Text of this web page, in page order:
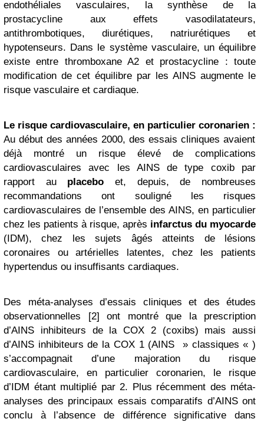
endothéliales vasculaires, la synthèse de la
prostacycline aux effets vasodilatateurs,
antithrombotiques, diurétiques, natriurétiques et
hypotenseurs. Dans le système vasculaire, un équilibre
existe entre thromboxane A2 et prostacycline : toute
modification de cet équilibre par les AINS augmente le
risque vasculaire et cardiaque.
Le risque cardiovasculaire, en particulier coronarien :
Au début des années 2000, des essais cliniques avaient
déjà montré un risque élevé de complications
cardiovasculaires avec les AINS de type coxib par
rapport au placebo et, depuis, de nombreuses
recommandations ont souligné les risques
cardiovasculaires de l’ensemble des AINS, en particulier
chez les patients à risque, après infarctus du myocarde
(IDM), chez les sujets âgés atteints de lésions
coronaires ou artérielles latentes, chez les patients
hypertendus ou insuffisants cardiaques.
Des méta-analyses d’essais cliniques et des études
observationnelles [2] ont montré que la prescription
d’AINS inhibiteurs de la COX 2 (coxibs) mais aussi
d’AINS inhibiteurs de la COX 1 (AINS » classiques « )
s’accompagnait d’une majoration du risque
cardiovasculaire, en particulier coronarien, le risque
d’IDM étant multiplié par 2. Plus récemment des méta-
analyses des principaux essais comparatifs d’AINS ont
conclu à l’absence de différence significative dans